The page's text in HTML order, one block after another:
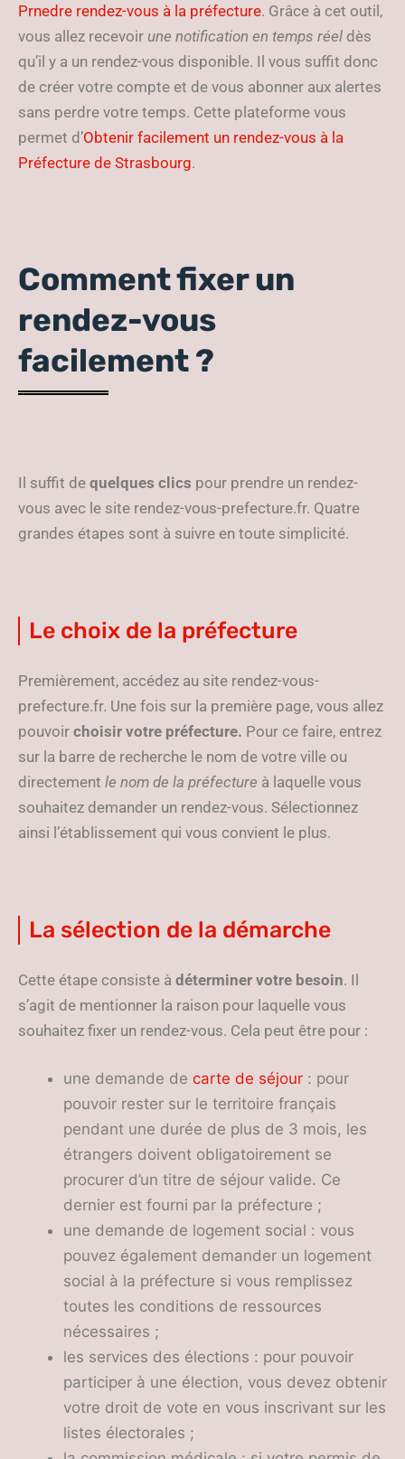
Prnedre rendez-vous à la préfecture. Grâce à cet outil,
vous allez recevoir une notification en temps réel dès
qu’il y a un rendez-vous disponible. Il vous suffit donc
de créer votre compte et de vous abonner aux alertes
sans perdre votre temps. Cette plateforme vous
permet d’Obtenir facilement un rendez-vous à la
Préfecture de Strasbourg.
Comment fixer un
rendez-vous
facilement ?
Il suffit de quelques clics pour prendre un rendez-
vous avec le site rendez-vous-prefecture.fr. Quatre
grandes étapes sont à suivre en toute simplicité.
Le choix de la préfecture
Premièrement, accédez au site rendez-vous-
prefecture.fr. Une fois sur la première page, vous allez
pouvoir choisir votre préfecture. Pour ce faire, entrez
sur la barre de recherche le nom de votre ville ou
directement le nom de la préfecture à laquelle vous
souhaitez demander un rendez-vous. Sélectionnez
ainsi l’établissement qui vous convient le plus.
La sélection de la démarche
Cette étape consiste à déterminer votre besoin. Il
s’agit de mentionner la raison pour laquelle vous
souhaitez fixer un rendez-vous. Cela peut être pour :
une demande de carte de séjour : pour
pouvoir rester sur le territoire français
pendant une durée de plus de 3 mois, les
étrangers doivent obligatoirement se
procurer d’un titre de séjour valide. Ce
dernier est fourni par la préfecture ;
une demande de logement social : vous
pouvez également demander un logement
social à la préfecture si vous remplissez
toutes les conditions de ressources
nécessaires ;
les services des élections : pour pouvoir
participer à une élection, vous devez obtenir
votre droit de vote en vous inscrivant sur les
listes électorales ;